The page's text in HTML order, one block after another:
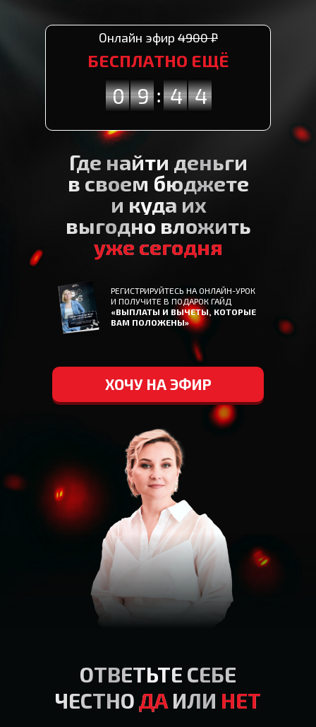
БЕСПЛАТНО ЕЩЁ
РЕГИСТРИРУЙТЕСЬ НА ОНЛАЙН-УРОК
И ПОЛУЧИТЕ В ПОДАРОК ГАЙД
«ВЫПЛАТЫ И ВЫЧЕТЫ, КОТОРЫЕ
ВАМ ПОЛОЖЕНЫ»
Онлайн эфир 4900 ₽
выгодно вложить
уже сегодня
в своем бюджете
и куда их
Где найти деньги
ХОЧУ НА ЭФИР
1
0
0
1 0
9
9
0 : 5
4
4
5 3
4
ОТВЕТЬТЕ СЕБЕ
ЧЕСТНОДА ИЛИ НЕТ